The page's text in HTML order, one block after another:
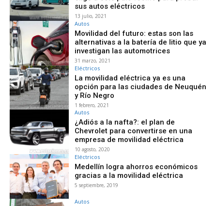
sus autos eléctricos
13 julio, 2021
Autos
Movilidad del futuro: estas son las
alternativas a la batería de litio que ya
investigan las automotrices
31 marzo, 2021
Eléctricos
La movilidad eléctrica ya es una
opción para las ciudades de Neuquén
y Río Negro
1 febrero, 2021
Autos
¿Adiós a la nafta?: el plan de
Chevrolet para convertirse en una
empresa de movilidad eléctrica
10 agosto, 2020
Eléctricos
Medellín logra ahorros económicos
gracias a la movilidad eléctrica
5 septiembre, 2019
Autos